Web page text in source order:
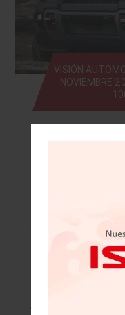
VISIÓN
NOVIEMBRE
• Mazda
grandes